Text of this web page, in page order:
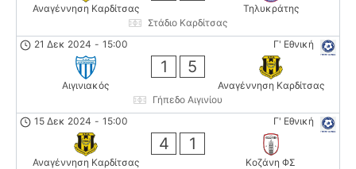
Αναγέννηση Καρδίτσας
Τηλυκράτης
Στάδιο Καρδίτσας
Γ' Εθνική
21 Δεκ 2024 - 15:00
Αιγινιακός
1 5
Αναγέννηση Καρδίτσας
Γήπεδο Αιγινίου
Γ' Εθνική
15 Δεκ 2024 - 15:00
Αναγέννηση Καρδίτσας
4 1
Κοζάνη ΦΣ